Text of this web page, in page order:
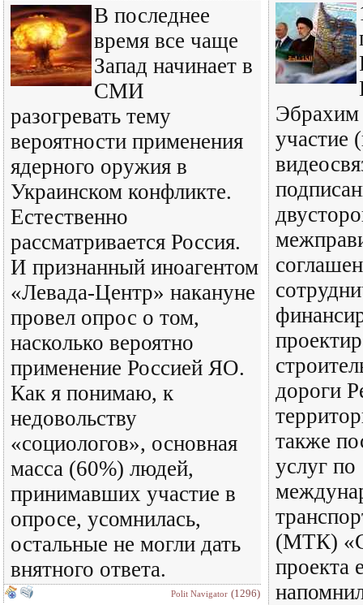
В последнее
время все чаще
Запад начинает в
СМИ
разогревать тему
вероятности применения
ядерного оружия в
Украинском конфликте.
Естественно
рассматривается Россия.
И признанный иноагентом
«Левада-Центр» накануне
провел опрос о том,
насколько вероятно
применение Россией ЯО.
Как я понимаю, к
недовольству
«социологов», основная
масса (60%) людей,
принимавших участие в
опросе, усомнилась,
остальные не могли дать
внятного ответа.
Polit Navigator (1296)
Эбрахим
участие
дороги
также
услуг по
(МТК)
проекта